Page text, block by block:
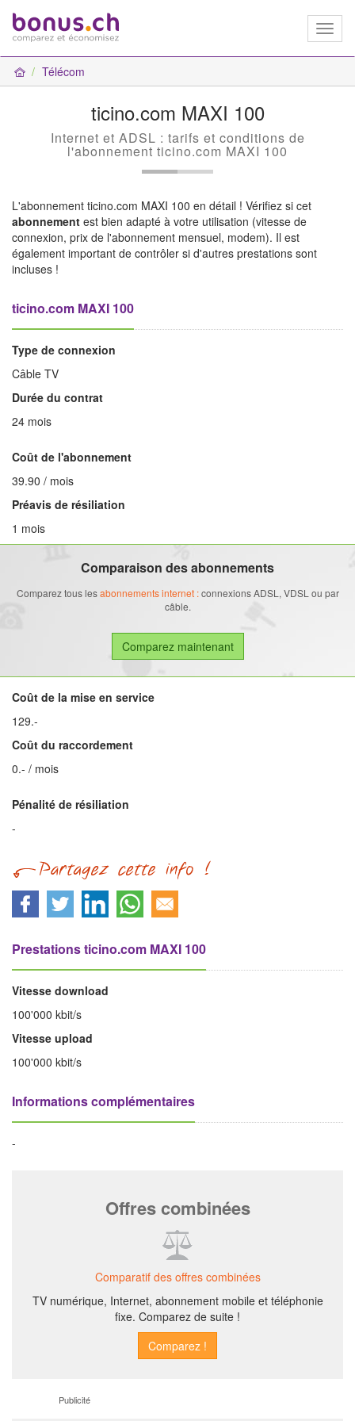
Télécom
ticino.com MAXI 100
Internet et ADSL : tarifs et conditions de
l'abonnement ticino.com MAXI 100
L'abonnement ticino.com MAXI 100 en détail ! Vérifiez si cet
abonnement est bien adapté à votre utilisation (vitesse de
connexion, prix de l'abonnement mensuel, modem). Il est
également important de contrôler si d'autres prestations sont
incluses !
ticino.com MAXI 100
Type de connexion
Câble TV
Durée du contrat
24 mois
Coût de l'abonnement
39.90 / mois
Préavis de résiliation
1 mois
Comparaison des abonnements
Comparez tous lesabonnements internet :connexions ADSL, VDSL ou par
câble.
Coût de la mise en service
129.-
Coût du raccordement
0.- / mois
Pénalité de résiliation
-
Prestations ticino.com MAXI 100
Vitesse download
100'000 kbit/s
Vitesse upload
100'000 kbit/s
Informations complémentaires
-
Offres combinées
Comparatif des offres combinées
TV numérique, Internet, abonnement mobile et téléphonie
fixe. Comparez de suite !
Publicité